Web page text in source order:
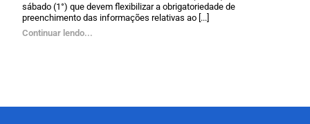
sábado (1°) que devem flexibilizar a obrigatoriedade de
preenchimento das informações relativas ao [...]
Continuar lendo...